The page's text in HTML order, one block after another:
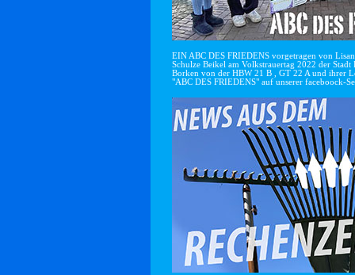
EIN ABC DES FRIEDENS vorgetragen von
Schulze Beikel am Volkstrauertag 2022 der
Borken von der HBW 21 B , GT 22 A und ihrer
"ABC DES FRIEDENS" auf unserer faceboock-